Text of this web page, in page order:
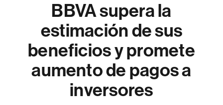
BBVA supera la
estimación de sus
beneficios y promete
aumento de pagos a
inversores